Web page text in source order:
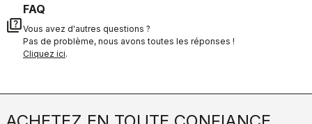
quiz
FAQ
Vous avez d'autres questions ?
Pas de problème, nous avons toutes les réponses !
Cliquez ici.